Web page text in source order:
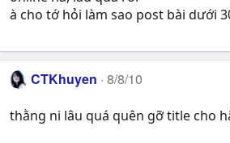
à cho tớ hỏi làm sao post bài dưới
CTKhuyen 8/8/10
thằng ni lâu quá quên gỡ title cho